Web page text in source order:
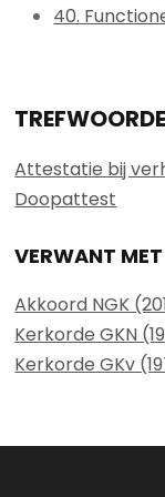
40.
Attestatie bij
Doopattest
VERWANT MET
Akkoord NGK
Kerkorde GKN
Kerkorde GKv